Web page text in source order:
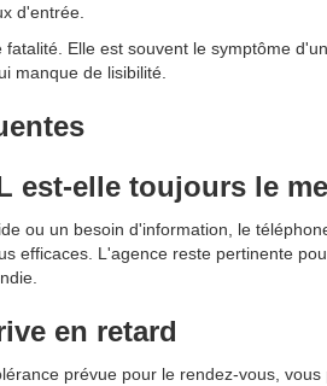
d'entrée.
Elle est souvent le symptôme
manque de lisibilité.
est-elle toujours le
ou un besoin d'information, le
efficaces. L'agence reste pertinente
en retard
prévue pour le rendez-vous,